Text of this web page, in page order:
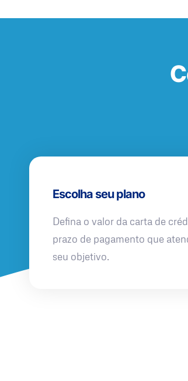
Escolha seu plano
Defina o valor da carta de
prazo de pagamento que
seu objetivo.